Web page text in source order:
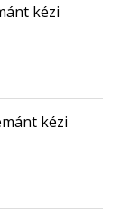
kézi
kézi